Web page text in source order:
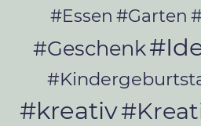
#Essen #Garten
#Geschenk
#kreativ